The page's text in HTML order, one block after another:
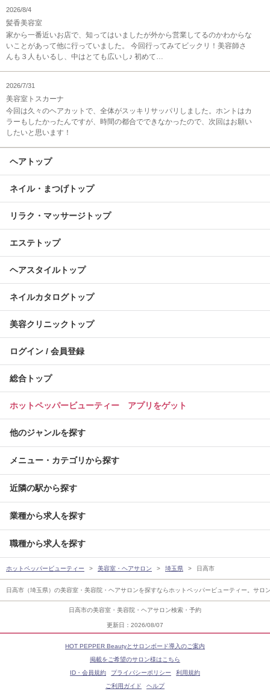
日高市の美容室・美容院・ヘアサロン検索・予約
更新日：2026/08/07
2026/8/4
髪香美容室
家から一番近いお店で、知ってはいましたが外から営業してるのかわからな
いことがあって他に行っていました。 今回行ってみてビックリ！美容師さ
んも３人もいるし、中はとても広いし♪ 初めて…
2026/7/31
美容室トスカーナ
今回は久々のヘアカットで、全体がスッキリサッパリしました。ホントはカ
ラーもしたかったんですが、時間の都合でできなかったので、次回はお願い
したいと思います！
ヘアトップ
ネイル・まつげトップ
リラク・マッサージトップ
エステトップ
ヘアスタイルトップ
ネイルカタログトップ
美容クリニックトップ
ログイン / 会員登録
総合トップ
ホットペッパービューティー アプリをゲット
他のジャンルを探す
メニュー・カテゴリから探す
近隣の駅から探す
業種から求人を探す
職種から求人を探す
ホットペッパービューティー 美容室・ヘアサロン 埼玉県 日高市
日高市（埼玉県）の美容室・美容院・ヘアサロンを探すならホットペッパービューティー。サ
HOT PEPPER Beautyとサロンボード導入のご案内
掲載をご希望のサロン様はこちら
ID・会員規約
プライバシーポリシー
利用規約
ご利用ガイド
ヘルプ